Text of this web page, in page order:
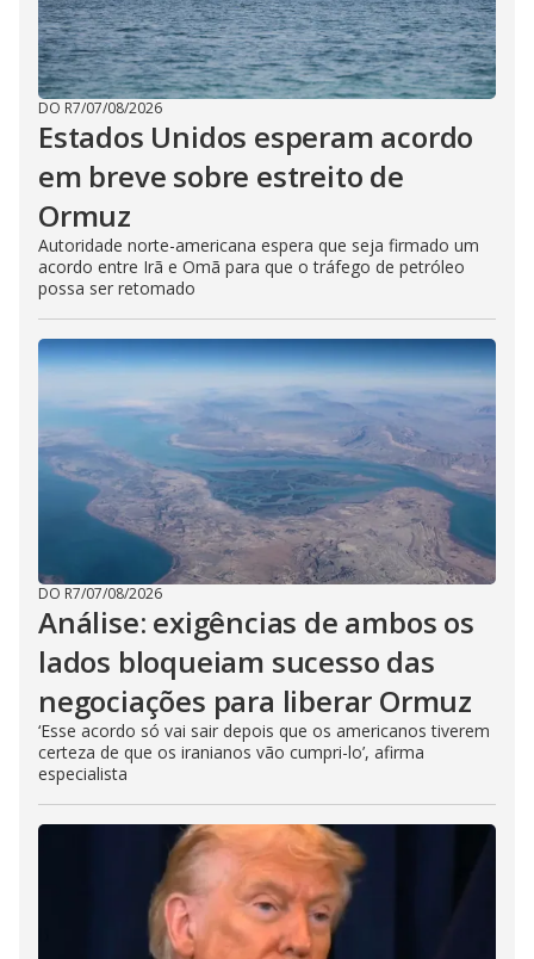
DO R7/07/08/2026
Estados Unidos esperam acordo
em breve sobre estreito de
Ormuz
Autoridade norte-americana espera que seja firmado um
acordo entre Irã e Omã para que o tráfego de petróleo
possa ser retomado
DO R7/07/08/2026
Análise: exigências de ambos os
lados bloqueiam sucesso das
negociações para liberar Ormuz
‘Esse acordo só vai sair depois que os americanos tiverem
certeza de que os iranianos vão cumpri-lo’, afirma
especialista